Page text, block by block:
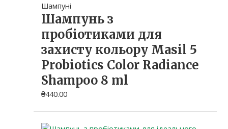
Шампуні
Шампунь з
пробіотиками для
захисту кольору Masil 5
Probiotics Color Radiance
Shampoo 8 ml
₴440.00